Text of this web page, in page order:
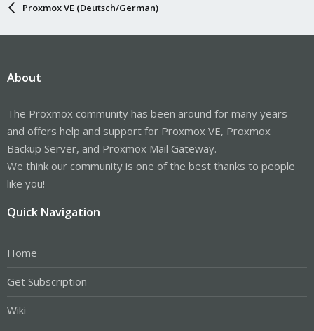
Proxmox VE (Deutsch/German)
About
The Proxmox community has been around for many years
and offers help and support for Proxmox VE, Proxmox
Backup Server, and Proxmox Mail Gateway.
We think our community is one of the best thanks to people
like you!
Quick Navigation
Home
Get Subscription
Wiki